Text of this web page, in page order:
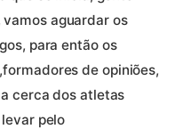
aguardar os
para então os
de opiniões,
cerca dos atletas
pelo